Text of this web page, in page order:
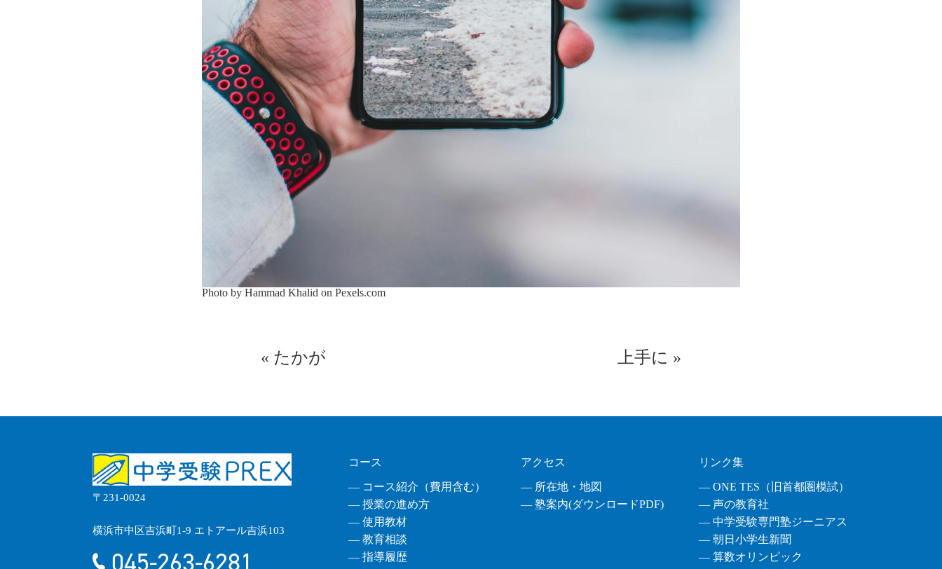
Photo by Hammad Khalid on Pexels.com
« たかが 上手に »
〒231-0024
横浜市中区吉浜町1-9 エトアール吉浜103
コース
― コース紹介（費用含む）
― 授業の進め方
― 使用教材
― 教育相談
― 指導履歴
アクセス
― 所在地・地図
― 塾案内(ダウンロードPDF)
リンク集
― ONE TES（旧首都圏模試）
― 声の教育社
― 中学受験専門塾ジーニアス
― 朝日小学生新聞
― 算数オリンピック